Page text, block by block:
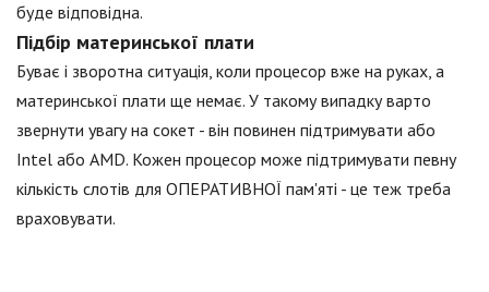
буде відповідна.
Підбір материнської плати
Буває і зворотна ситуація, коли процесор вже на руках, а
материнської плати ще немає. У такому випадку варто
звернути увагу на сокет - він повинен підтримувати або
Intel або AMD. Кожен процесор може підтримувати певну
кількість слотів для ОПЕРАТИВНОЇ пам'яті - це теж треба
враховувати.